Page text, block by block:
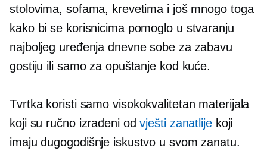
stolovima, sofama, krevetima i još mnogo toga
kako bi se korisnicima pomoglo u stvaranju
najboljeg uređenja dnevne sobe za zabavu
gostiju ili samo za opuštanje kod kuće.
Tvrtka koristi samo visokokvalitetan materijala
koji su ručno izrađeni odvješti zanatlijekoji
imaju dugogodišnje iskustvo u svom zanatu.